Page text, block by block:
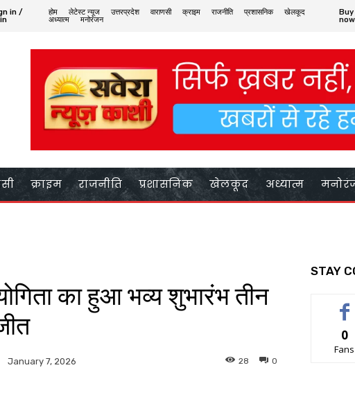
in /
होम लेटेस्ट न्यूज उत्तरप्रदेश वाराणसी क्राइम राजनीति प्रशासनिक
खेलकूद
अध्यात्म
मनोरंजन
Buy
now
क्राइम राजनीति प्रशासनिक खेलकूद अध्यात्म
का हुआ भव्य शुभारंभ तीन
January 7, 2026 0
28
STAY
0
Fans